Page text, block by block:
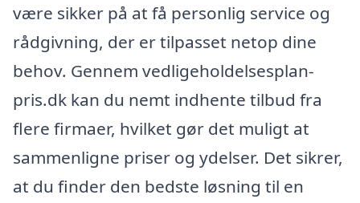
være sikker på at få personlig service og
rådgivning, der er tilpasset netop dine
behov. Gennem vedligeholdelsesplan-
pris.dk kan du nemt indhente tilbud fra
flere firmaer, hvilket gør det muligt at
sammenligne priser og ydelser. Det sikrer,
at du finder den bedste løsning til en